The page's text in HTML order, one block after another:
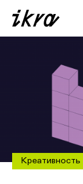
Креативность